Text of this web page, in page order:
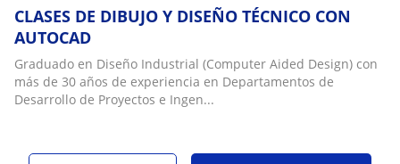
CLASES DE DIBUJO Y DISEÑO TÉCNICO CON
AUTOCAD
Graduado en Diseño Industrial (Computer Aided Design) con
más de 30 años de experiencia en Departamentos de
Desarrollo de Proyectos e Ingen...